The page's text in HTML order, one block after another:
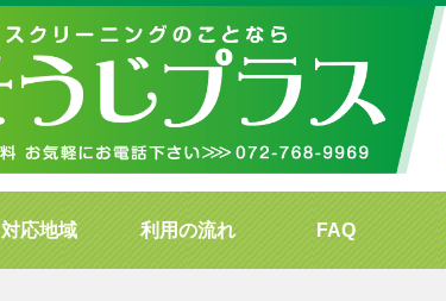
対応地域 利用の流れ FAQ